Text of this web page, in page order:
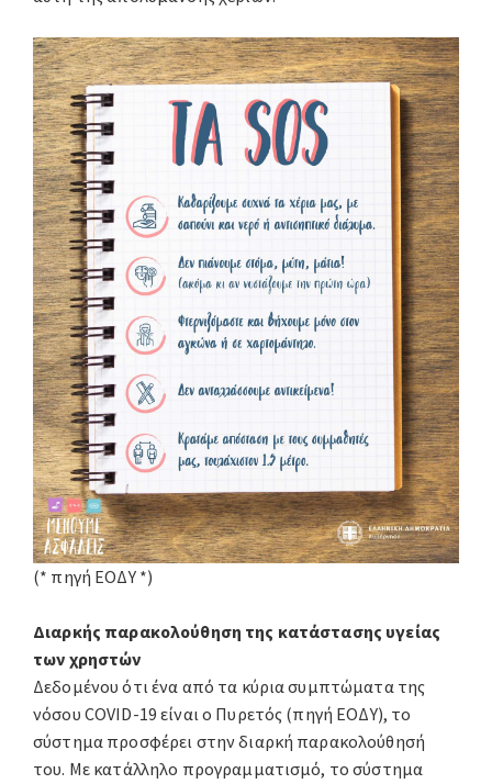
(* πηγή ΕΟΔΥ *)
Διαρκής παρακολούθηση της κατάστασης υγείας
των χρηστών
Δεδομένου ότι ένα από τα κύρια συμπτώματα της
νόσου COVID-19 είναι ο Πυρετός (πηγή ΕΟΔΥ), το
σύστημα προσφέρει στην διαρκή παρακολούθησή
του. Με κατάλληλο προγραμματισμό, το σύστημα